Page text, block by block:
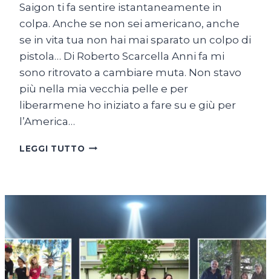
Saigon ti fa sentire istantaneamente in
colpa. Anche se non sei americano, anche
se in vita tua non hai mai sparato un colpo di
pistola… Di Roberto Scarcella Anni fa mi
sono ritrovato a cambiare muta. Non stavo
più nella mia vecchia pelle e per
liberarmene ho iniziato a fare su e giù per
l’America…
LEGGI TUTTO COME
SAIGON